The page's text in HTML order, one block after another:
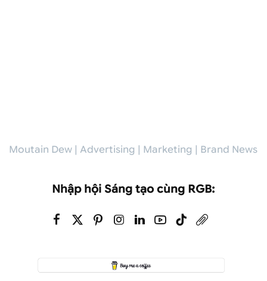
Moutain Dew | Advertising | Marketing | Brand News
Nhập hội Sáng tạo cùng RGB: